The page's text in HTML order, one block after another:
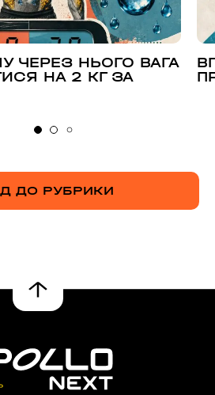
ЧЕРЕЗ НЬОГО ВАГА
НА 2 КГ ЗА
ДО РУБРИКИ